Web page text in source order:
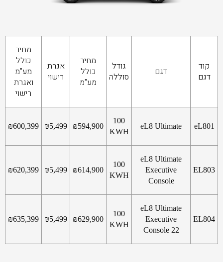
קוד
דגם
דגם
גודל
סוללה
מחיר
כולל
מע"מ
אגרת
רישוי
מחיר
כולל
מע"מ
ואגרת
רישוי
eL801
eL8 Ultimate
100
KWH
₪594,900
₪5,499
₪600,399
EL803
eL8 Ultimate
Executive
Console
100
KWH
₪614,900
₪5,499
₪620,399
EL804
eL8 Ultimate
Executive
Console 22
100
KWH
₪629,900
₪5,499
₪635,399